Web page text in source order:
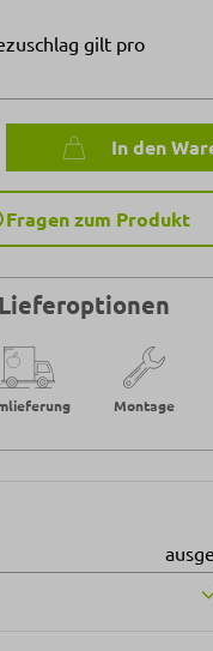
gilt pro
Gib denIn den
Fragen zum Produkt
Lieferoptionen
Montage